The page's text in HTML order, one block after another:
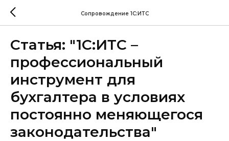
Сопровождение 1С:ИТС
Статья: "1С:ИТС –
профессиональный
инструмент для
бухгалтера в условиях
постоянно меняющегося
законодательства"